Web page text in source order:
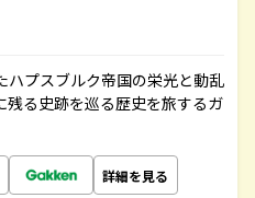
ハプスブルク帝国の栄光と動乱
残る史跡を巡る歴史を旅するガ
詳細を見る